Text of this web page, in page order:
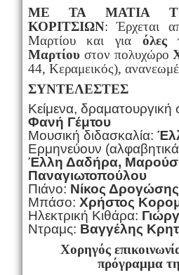
ΜΕ ΤΑ ΜΑΤΙΑ
ΚΟΡΙΤΣΙΩΝ: Έρχεται
Μαρτίου και για όλες
Μαρτίουστον πολυχώρο
44, Κεραμεικός),
ΣΥΝΤΕΛΕΣΤΕΣ
Κείμενα, δραματουργική
Φανή Γέμτου
Μουσική διδασκαλία:
Ερμηνεύουν
Έλλη Δαδήρα,
Παναγιωτοπούλου
Πιάνο: Νίκος Δρογώσης
Μπάσο: Χρήστος
Ηλεκτρική Κιθάρα:
Ντραμς: Βαγγέλης
Χορηγός
πρόγραμμα